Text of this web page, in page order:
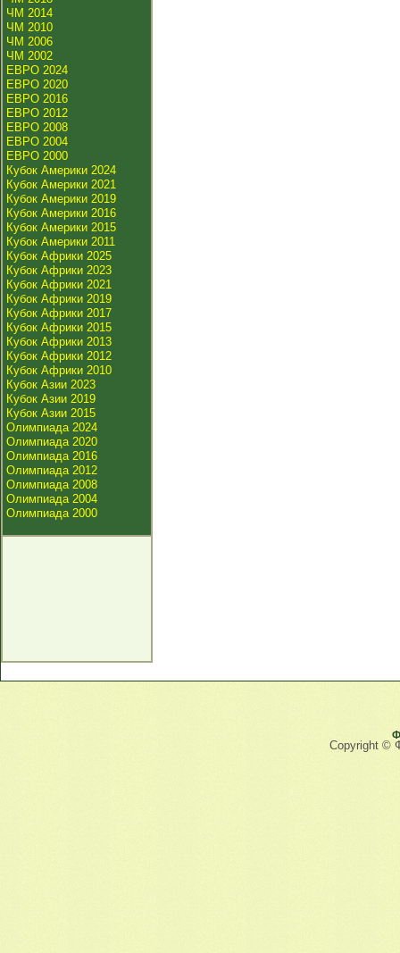
ЧМ 2014
ЧМ 2010
ЧМ 2006
ЧМ 2002
ЕВРО 2024
ЕВРО 2020
ЕВРО 2016
ЕВРО 2012
ЕВРО 2008
ЕВРО 2004
ЕВРО 2000
Кубок Америки 2024
Кубок Америки 2021
Кубок Америки 2019
Кубок Америки 2016
Кубок Америки 2015
Кубок Америки 2011
Кубок Африки 2025
Кубок Африки 2023
Кубок Африки 2021
Кубок Африки 2019
Кубок Африки 2017
Кубок Африки 2015
Кубок Африки 2013
Кубок Африки 2012
Кубок Африки 2010
Кубок Азии 2023
Кубок Азии 2019
Кубок Азии 2015
Олимпиада 2024
Олимпиада 2020
Олимпиада 2016
Олимпиада 2012
Олимпиада 2008
Олимпиада 2004
Олимпиада 2000
Copyright ©